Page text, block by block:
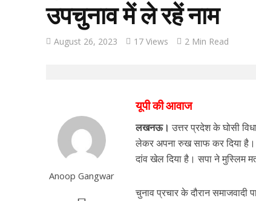
उपचुनाव में ले रहें नाम
August 26, 2023 17 Views 2 Min Read
Anoop Gangwar
यूपी की आवाज
लखनऊ। उत्तर प्रदेश के घोसी
लेकर अपना रुख साफ कर दिया है।
दांव खेल दिया है। सपा ने मुस्लिम
चुनाव प्रचार के दौरान समाजवादी